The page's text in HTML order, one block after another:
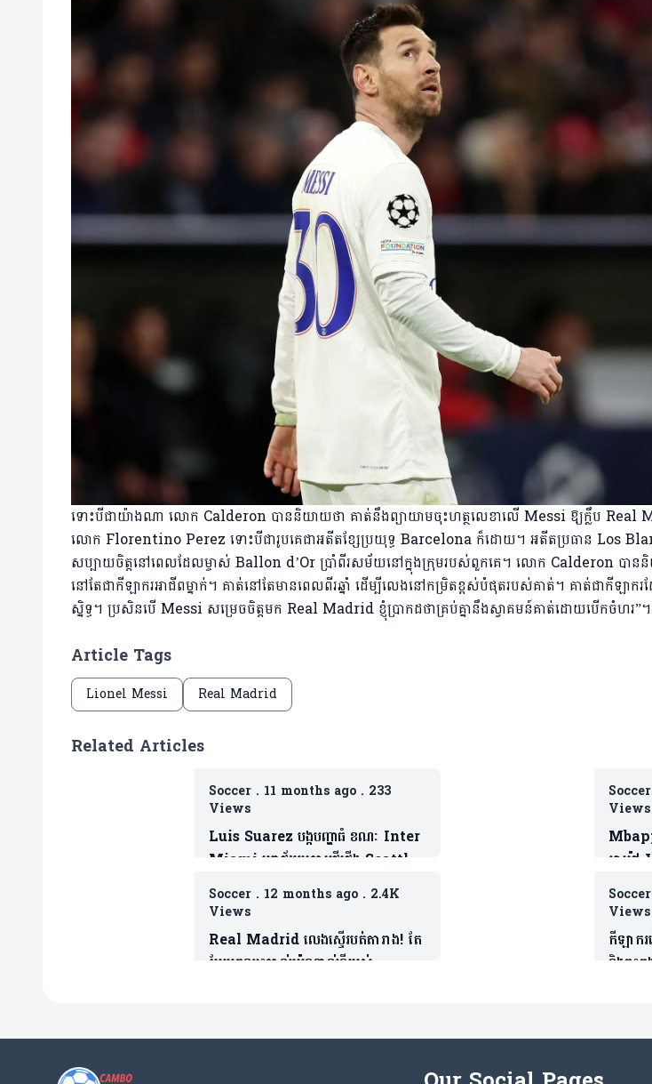
ទោះបីជាយ៉ាងណា លោក Calderon បាននិយាយថា​ គាត់នឹងព្យាយាមចុះហត្ថលេខាលើ Messi ឱ្យក្លឹប Real
លោក Florentino Perez ទោះបីជារូបគេជាអតីតខ្សែប្រយុទ្ធ Barcelona ក៏ដោយ។ អតីតប្រធាន Los
សប្បាយចិត្តនៅពេលដែលម្ចាស់ Ballon d’Or ប្រាំពីរសម័យនៅក្នុងក្រុមរបស់ពួកគេ។ លោក Calderon បាន
នៅតែជាកីឡាករអាជីពម្នាក់។ គាត់នៅតែមានពេលពីរឆ្នាំ ដើម្បីលេងនៅកម្រិតខ្ពស់បំផុតរបស់គាត់។ គាត់ជាកីឡាករដ
ស្និទ្ធ។ ប្រសិនបើ Messi សម្រេចចិត្តមក Real Madrid ខ្ញុំប្រាកដថាគ្រប់គ្នានឹងស្វាគមន៍គាត់ដោយបើកចំហរ”។
Article Tags
Lionel Messi Real Madrid
Related Articles
Soccer. 11 months ago. 233
Views
Luis Suarez បង្កបញ្ហាធំ ខណៈ Inter
Miami បរាជ័យក្រោមថ្វីជើង Seattle
Sounders ព្រឹត្តការណ៍ Leagues
Cup ផ្តាច់ព្រ័ត្រ(មាន១វីដេអូ)
Soccer
Views
អាម៉ៅ
(មានវី
Soccer. 12 months ago. 2.4K
Views
Real Madrid លេងស្ទើរបត់តារាង! តែ
បែរមកឈ្នះបាល់ប៉េណាល់ទីរបស់
Soccer
Views
កីឡាក
និងចុះកុ